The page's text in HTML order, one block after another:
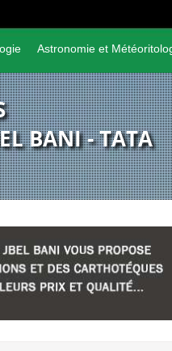
Astronomie et
BANI - TATA